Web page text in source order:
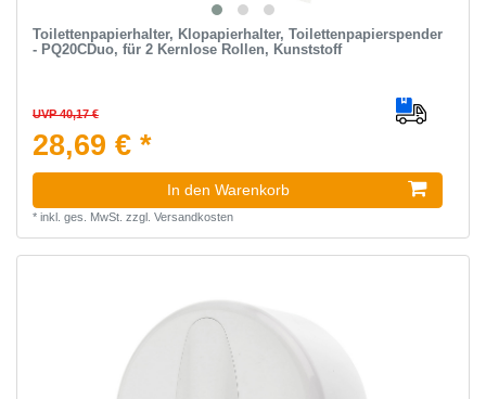
Toilettenpapierhalter, Klopapierhalter, Toilettenpapierspender
- PQ20CDuo, für 2 Kernlose Rollen, Kunststoff
UVP 40,17 €
28,69 € *
In den Warenkorb
* inkl. ges. MwSt. zzgl. Versandkosten